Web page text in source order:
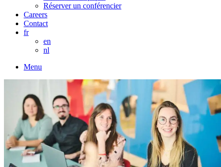
Réserver un conférencier
Careers
Contact
fr
en
nl
Menu